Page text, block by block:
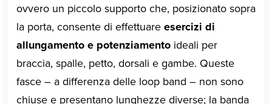
ovvero un piccolo supporto che, posizionato sopra
la porta, consente di effettuare esercizi di
allungamento e potenziamento ideali per
braccia, spalle, petto, dorsali e gambe. Queste
fasce – a differenza delle loop band – non sono
chiuse e presentano lunghezze diverse; la banda